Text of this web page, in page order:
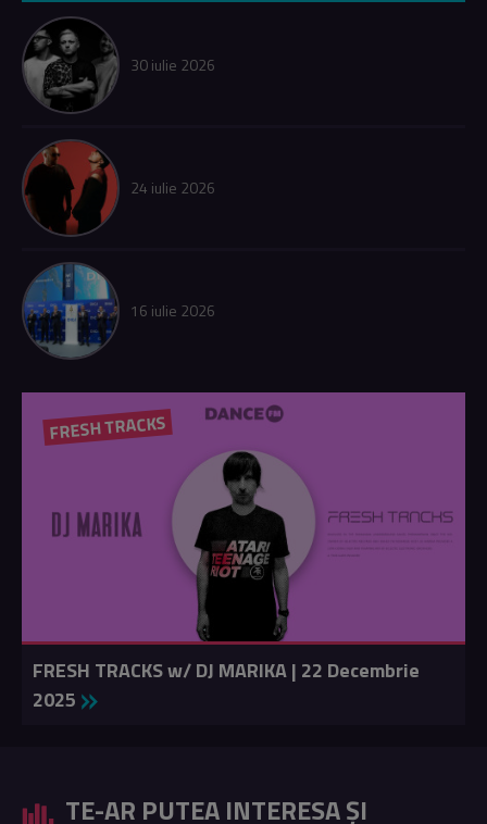
30 iulie 2026
24 iulie 2026
16 iulie 2026
FRESH TRACKS
FRESH TRACKS w/ DJ MARIKA | 22 Decembrie
2025
TE-AR PUTEA INTERESA ȘI